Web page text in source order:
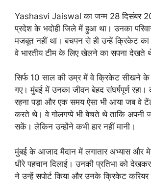
Yashasvi Jaiswal का जन्म 28 दिसंबर
प्रदेश के भदोही जिले में हुआ था। उनका
मजबूत नहीं था। बचपन से ही उन्हें क्रिकेट
वे भारतीय टीम के लिए खेलने का सपना देखते
सिर्फ 10 साल की उम्र में वे क्रिकेट सीखने
गए। मुंबई में उनका जीवन बेहद संघर्षपूर्ण रहा।
रहना पड़ा और एक समय ऐसा भी आया जब वे
करते थे। वे गोलगप्पे भी बेचते थे ताकि अपनी
सकें। लेकिन उन्होंने कभी हार नहीं मानी।
मुंबई के आजाद मैदान में लगातार अभ्यास और
धीरे पहचान दिलाई। उनकी प्रतिभा को
ने उन्हें सपोर्ट किया और उनके क्रिकेट करियर